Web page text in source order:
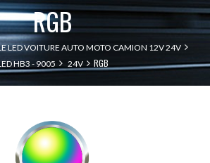
RGB
LED VOITURE AUTO MOTO CAMION 12V 24V
HB3 - 9005
24V RGB